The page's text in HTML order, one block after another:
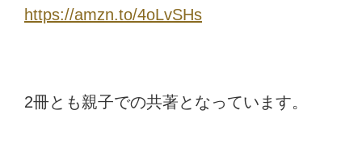
https://amzn.to/4oLvSHs
2冊とも親子での共著となっています。